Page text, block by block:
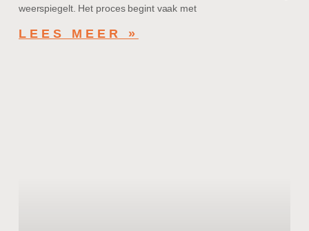
weerspiegelt. Het proces begint vaak met
LEES MEER »